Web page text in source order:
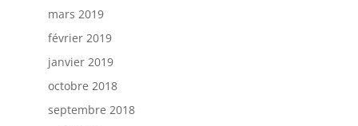
mars 2019
février 2019
janvier 2019
octobre 2018
septembre 2018